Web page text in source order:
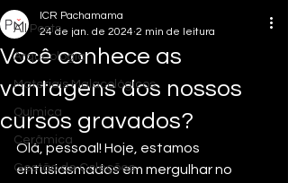
All Posts
Arqueologia
Materiais Malacológicos
Química
Cerâmica
Gestão de Coleções
Você conhece as
vantagens dos nossos
cursos gravados?
ICR Pachamama
24 de jan. de 2024 2 min de leitura
Olá, pessoal! Hoje, estamos
entusiasmados em mergulhar no